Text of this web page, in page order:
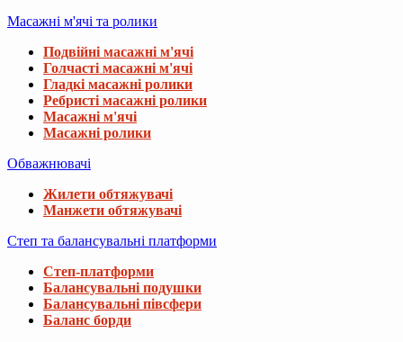
Масажні м'ячі та ролики
Подвійні масажні м'ячі
Голчасті масажні м'ячі
Гладкі масажні ролики
Ребристі масажні ролики
Масажні м'ячі
Масажні ролики
Обважнювачі
Жилети обтяжувачі
Манжети обтяжувачі
Степ та балансувальні платформи
Степ-платформи
Балансувальні подушки
Балансувальні півсфери
Баланс борди